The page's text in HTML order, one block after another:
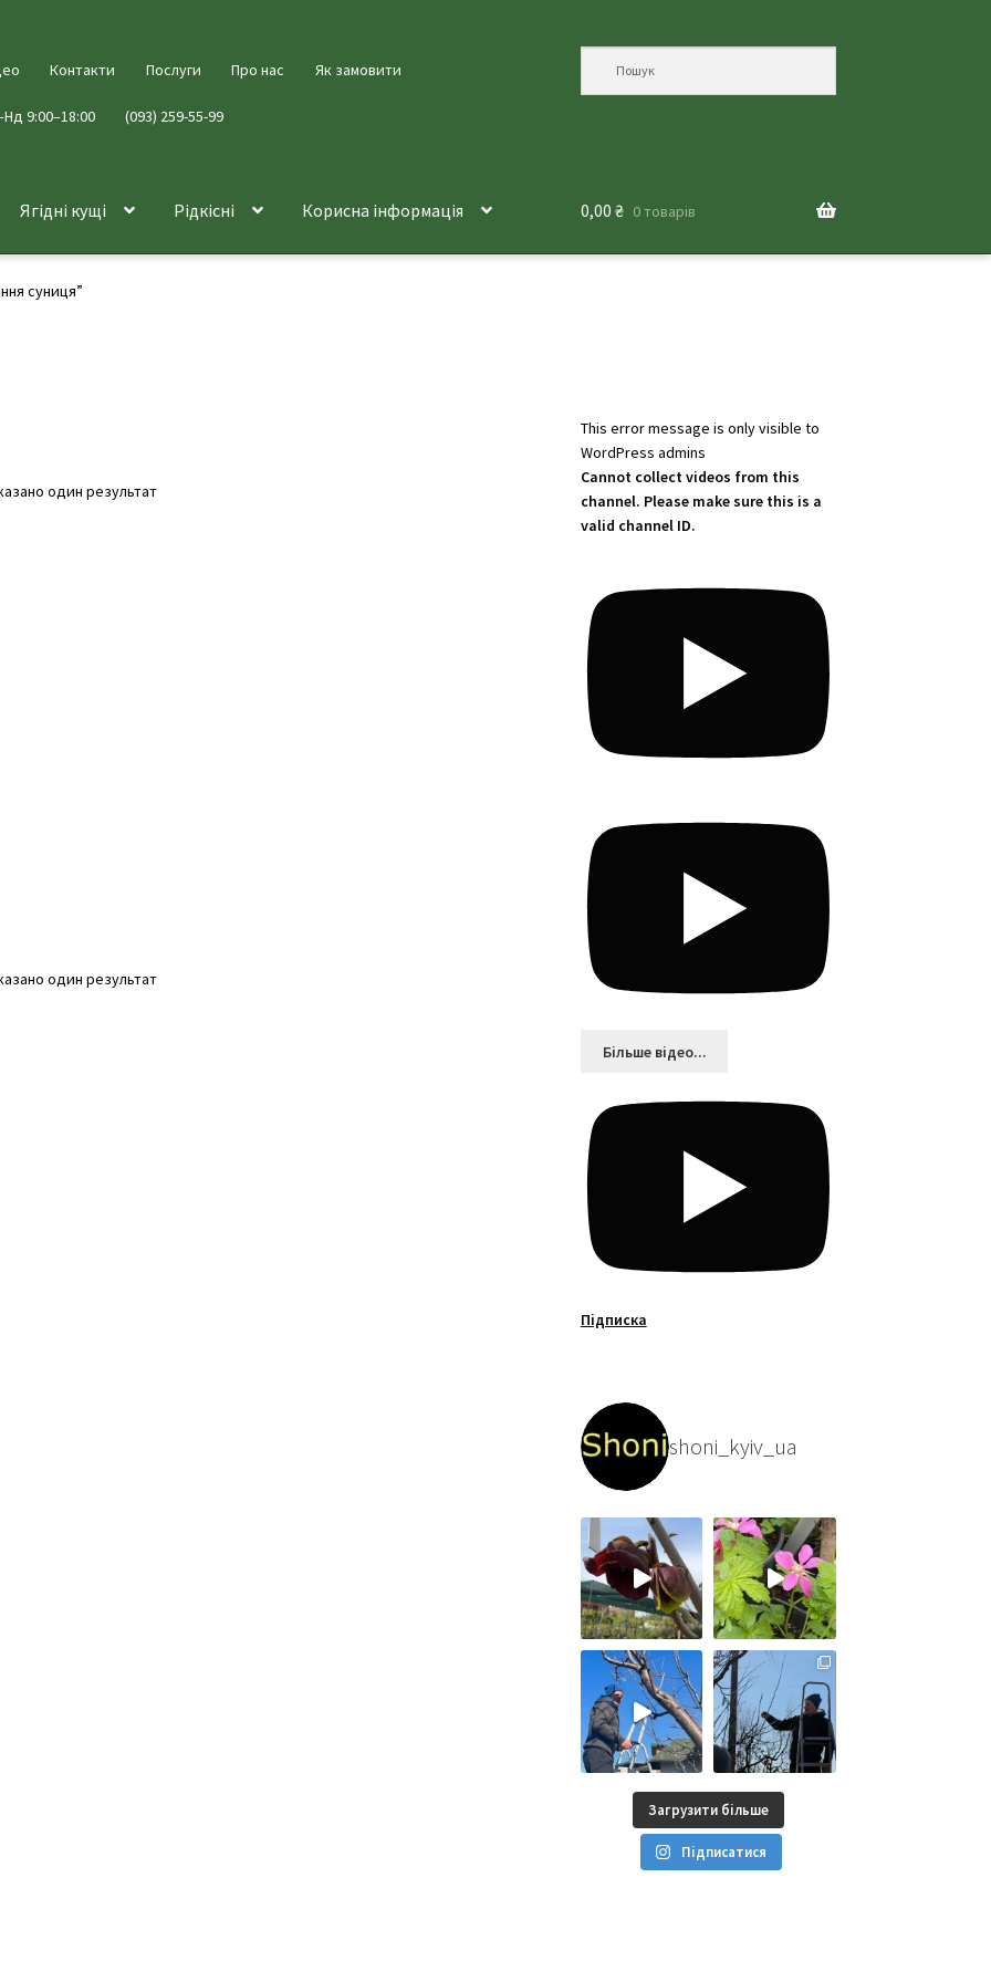
Контакти Послуги Про нас Як замовити
9:00–18:00 (093) 259-55-99
Ягідні кущі Рідкісні Корисна інформація 0,00 ₴ 0 товарів
суниця”
один результат
один результат
This error message is only visible to
WordPress admins
Cannot collect videos from this
channel. Please make sure this is a
valid channel ID.
Більшe відео...
Підписка
shoni_kyiv_ua
Загрузити більше
Підписатися